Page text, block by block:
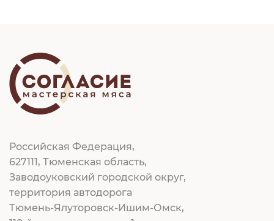
Российская Федерация,
627111, Тюменская область,
Заводоуковский городской округ,
территория автодорога
Тюмень-Ялуторовск-Ишим-Омск,